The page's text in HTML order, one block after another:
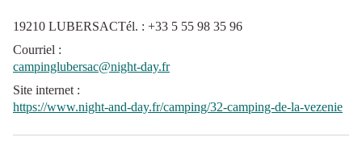
19210 LUBERSACTél. : +33 5 55 98 35 96
Courriel :
campinglubersac@night-day.fr
Site internet :
https://www.night-and-day.fr/camping/32-camping-de-la-vezenie